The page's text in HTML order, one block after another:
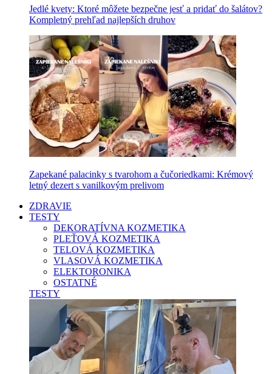
Jedlé kvety: Ktoré môžete bezpečne jesť a pridať do šalátov?
Kompletný prehľad najlepších druhov
Zapekané palacinky s tvarohom a čučoriedkami: Krémový
letný dezert s vanilkovým prelivom
ZDRAVIE
TESTY
DEKORATÍVNA KOZMETIKA
PLEŤOVÁ KOZMETIKA
TELOVÁ KOZMETIKA
VLASOVÁ KOZMETIKA
ELEKTORONIKA
OSTATNÉ
TESTY